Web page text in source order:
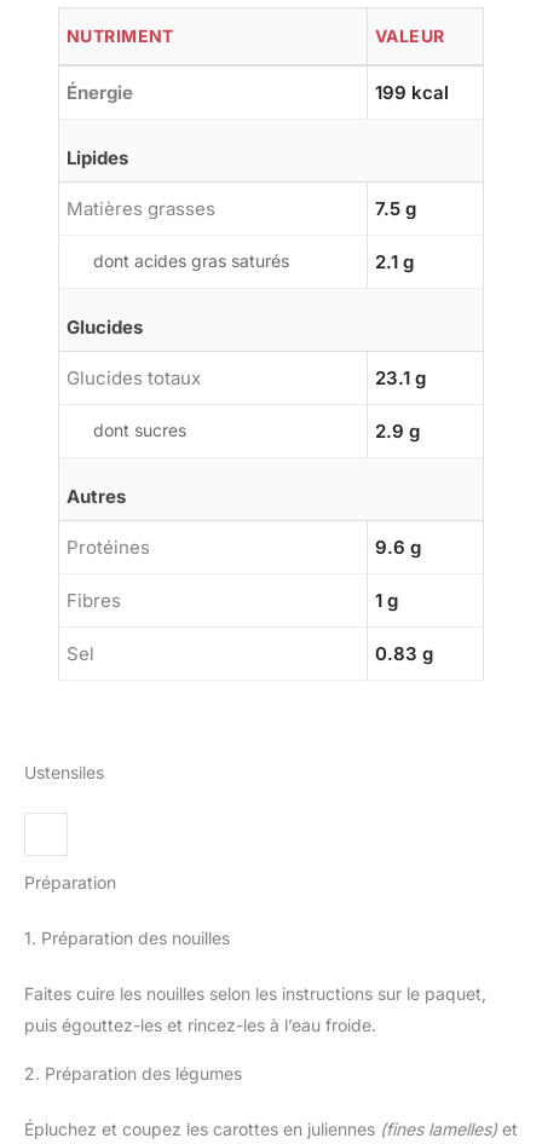
NUTRIMENT VALEUR
Énergie 199 kcal
Lipides
Matières grasses 7.5 g
dont acides gras saturés 2.1 g
Glucides
Glucides totaux 23.1 g
dont sucres 2.9 g
Autres
Protéines 9.6 g
Fibres 1 g
Sel 0.83 g
Ustensiles
Préparation
1. Préparation des nouilles
Faites cuire les nouilles selon les instructions sur le paquet,
puis égouttez-les et rincez-les à l’eau froide.
2. Préparation des légumes
Épluchez et coupez les carottes en juliennes (fines lamelles) et